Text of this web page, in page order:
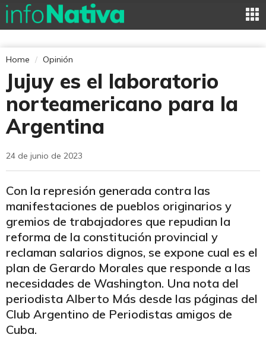
Home Opinión
Jujuy es el laboratorio
norteamericano para la
Argentina
24 de junio de 2023
Con la represión generada contra las
manifestaciones de pueblos originarios y
gremios de trabajadores que repudian la
reforma de la constitución provincial y
reclaman salarios dignos, se expone cual es el
plan de Gerardo Morales que responde a las
necesidades de Washington. Una nota del
periodista Alberto Más desde las páginas del
Club Argentino de Periodistas amigos de
Cuba.